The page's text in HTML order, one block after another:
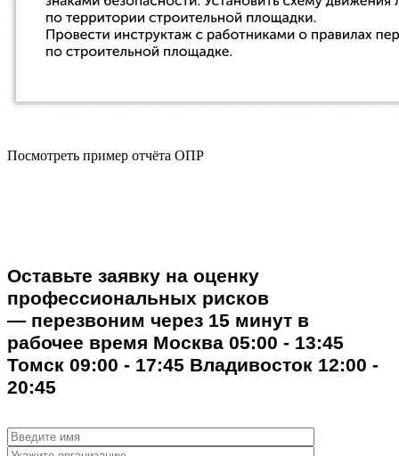
Посмотреть пример отчёта ОПР
Оставьте заявку на оценку
профессиональных рисков
— перезвоним через 15 минут в
рабочее время Москва 05:00 - 13:45
Томск 09:00 - 17:45 Владивосток 12:00 -
20:45